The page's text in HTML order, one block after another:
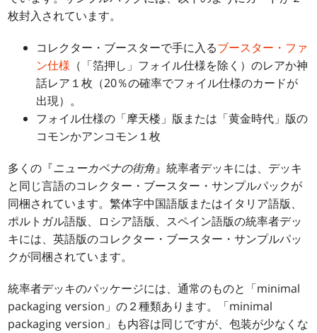
枚封入されています。
コレクター・ブースターで手に入るブースター・ファ
ン仕様 （「箔押し」フォイル仕様を除く）のレアか神
話レア１枚（20％の確率でフォイル仕様のカードが
出現）。
フォイル仕様の「摩天楼」版または「黄金時代」版の
コモンかアンコモン１枚
多くの『ニューカペナの街角』統率者デッキには、デッキ
と同じ言語のコレクター・ブースター・サンプルパックが
同梱されています。繁体字中国語版またはイタリア語版、
ポルトガル語版、ロシア語版、スペイン語版の統率者デッ
キには、英語版のコレクター・ブースター・サンプルパッ
クが同梱されています。
統率者デッキのパッケージには、通常のものと「minimal
packaging version」の２種類あります。「minimal
packaging version」も内容は同じですが、包装が少なくな